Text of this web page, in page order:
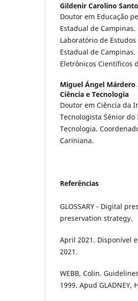
Gildenir Carolino
Doutor em Educação
Estadual de
Laboratório de
Estadual de
Eletrônicos Científicos
Miguel Ángel Márdero
Ciência e Tecnologia
Doutor em Ciência da
Tecnologista Sênior
Tecnologia.
Cariniana.
Referências
GLOSSARY - Digital
preservation strategy.
April 2021. Disponível
2021.
WEBB, Colin.
1999. Apud GLADNEY,